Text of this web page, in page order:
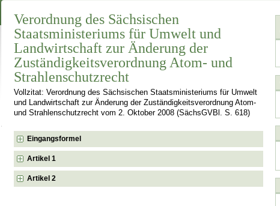
Verordnung des Sächsischen
Staatsministeriums für Umwelt und
Landwirtschaft zur Änderung der
Zuständigkeitsverordnung Atom- und
Strahlenschutzrecht
Vollzitat: Verordnung des Sächsischen Staatsministeriums für Umwelt
und Landwirtschaft zur Änderung der Zuständigkeitsverordnung Atom-
und Strahlenschutzrecht vom 2. Oktober 2008 (SächsGVBl. S. 618)
Eingangsformel
Artikel 1
Artikel 2